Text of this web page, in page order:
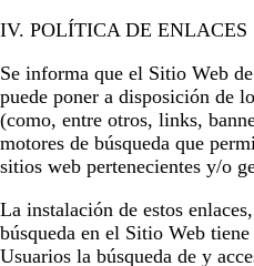
IV. POLÍTICA DE ENLACES
Se informa que el Sitio Web de
puede poner a disposición de
(como, entre otros, links,
motores de búsqueda que
sitios web pertenecientes y/o
La instalación de estos
búsqueda en el Sitio Web
Usuarios la búsqueda de y